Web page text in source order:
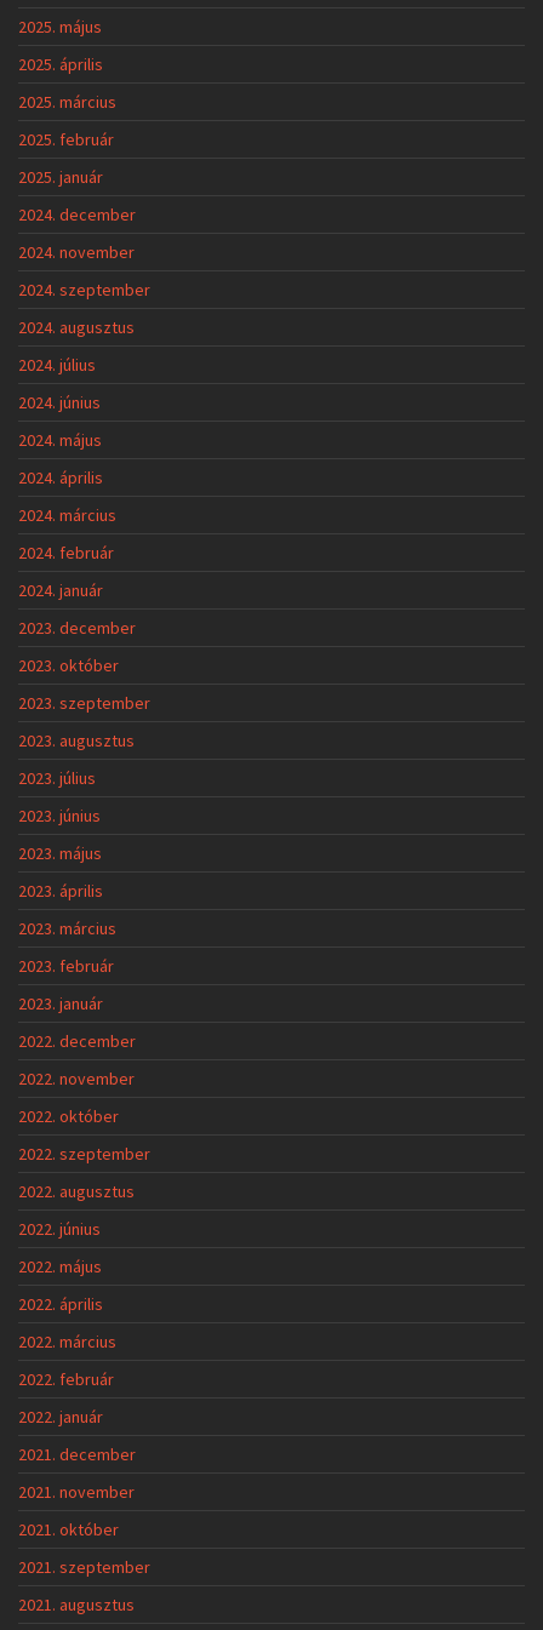
2025. május
2025. április
2025. március
2025. február
2025. január
2024. december
2024. november
2024. szeptember
2024. augusztus
2024. július
2024. június
2024. május
2024. április
2024. március
2024. február
2024. január
2023. december
2023. október
2023. szeptember
2023. augusztus
2023. július
2023. június
2023. május
2023. április
2023. március
2023. február
2023. január
2022. december
2022. november
2022. október
2022. szeptember
2022. augusztus
2022. június
2022. május
2022. április
2022. március
2022. február
2022. január
2021. december
2021. november
2021. október
2021. szeptember
2021. augusztus